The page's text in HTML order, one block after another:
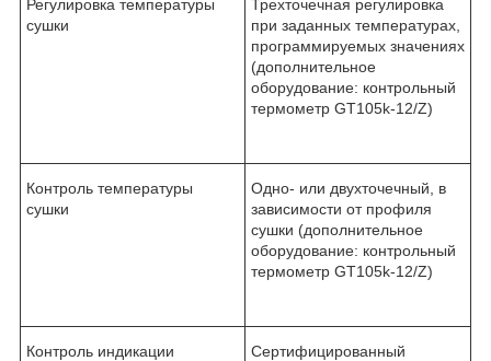
Регулировка температуры
сушки
Трехточечная регулировка
при заданных температурах,
программируемых значениях
(дополнительное
оборудование: контрольный
термометр GT105k-12/Z)
Контроль температуры
сушки
Одно- или двухточечный, в
зависимости от профиля
сушки (дополнительное
оборудование: контрольный
термометр GT105k-12/Z)
Контроль индикации
Сертифицированный